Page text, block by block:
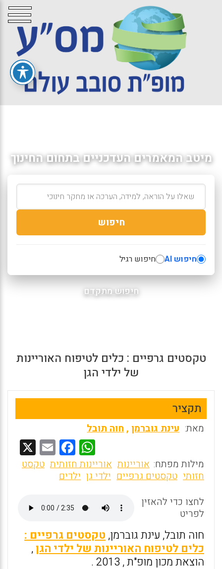
מיטב המאמרים העדכניים בתחום החינוך
חיפוש
חיפוש AI חיפוש רגיל
חיפוש מתקדם
טקסטים גרפיים : כלים לטיפוח האוריינות
של ילדי הגן
תקציר
מאת: עינת גוברמן ,חוה תובל
W
h
at
A
p
p
F
a
ce
o
o
k
E
m מילות מפתח: אוריינות אוריינות חזותית טקסט
חזותי טקסטים גרפיים ילדי גן ילדים
לחצו כדי להאזין
לפריט
חוה תובל, עינת גוברמן, טקסטים גרפיים :
כלים לטיפוח האוריינות של ילדי הגן,
הוצאת מכון מופ"ת , 2013 .